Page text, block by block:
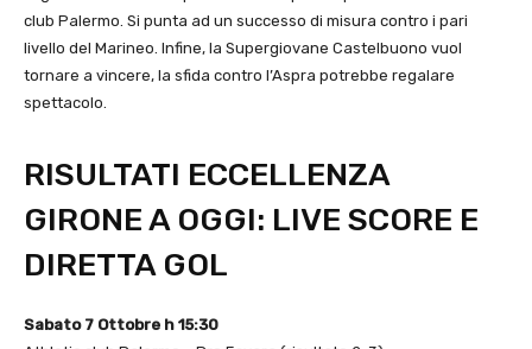
club Palermo. Si punta ad un successo di misura contro i pari
livello del Marineo. Infine, la Supergiovane Castelbuono vuol
tornare a vincere, la sfida contro l’Aspra potrebbe regalare
spettacolo.
RISULTATI ECCELLENZA
GIRONE A OGGI: LIVE SCORE E
DIRETTA GOL
Sabato 7 Ottobre h 15:30